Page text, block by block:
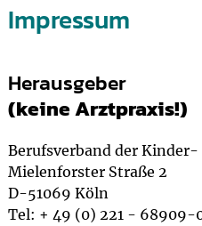
Impressum
Herausgeber
(keine Arztpraxis!)
Berufsverband der
Mielenforster Straße 2
D-51069 Köln
Tel: + 49 (0) 221 - 68909-